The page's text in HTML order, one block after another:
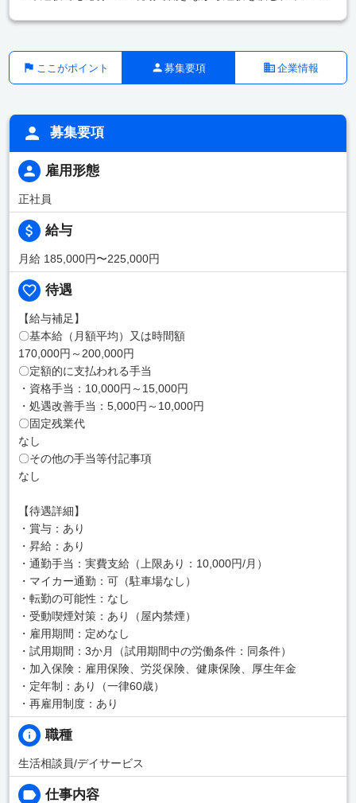
ここがポイント 募集要項 企業情報
募集要項
雇用形態
正社員
給与
月給 185,000円〜225,000円
待遇
【給与補足】
〇基本給（月額平均）又は時間額
170,000円～200,000円
〇定額的に支払われる手当
・資格手当：10,000円～15,000円
・処遇改善手当：5,000円～10,000円
〇固定残業代
なし
〇その他の手当等付記事項
なし
【待遇詳細】
・賞与：あり
・昇給：あり
・通勤手当：実費支給（上限あり：10,000円/月）
・マイカー通勤：可（駐車場なし）
・転勤の可能性：なし
・受動喫煙対策：あり（屋内禁煙）
・雇用期間：定めなし
・試用期間：3か月（試用期間中の労働条件：同条件）
・加入保険：雇用保険、労災保険、健康保険、厚生年金
・定年制：あり（一律60歳）
・再雇用制度：あり
職種
生活相談員/デイサービス
仕事内容